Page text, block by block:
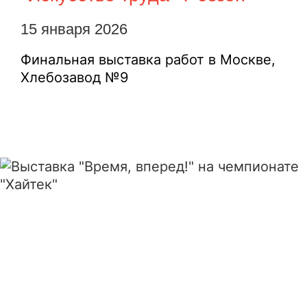
15 января 2026
Финальная выставка работ в Москве,
Хлебозавод №9